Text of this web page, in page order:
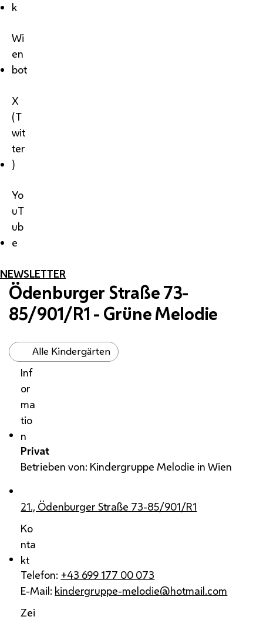
k
Wi
en
bot
X
(T
wit
ter
)
Yo
uT
ub
e
NEWSLETTER
Ödenburger Straße 73-
85/901/R1 - Grüne Melodie
Alle Kindergärten
Inf
or
ma
tio
n
Privat
Betrieben von: Kindergruppe Melodie in Wien
21., Ödenburger Straße 73-85/901/R1
Ko
nta
kt
Telefon: +43 699 177 00 073
E-Mail: kindergruppe-melodie@hotmail.com
Zei